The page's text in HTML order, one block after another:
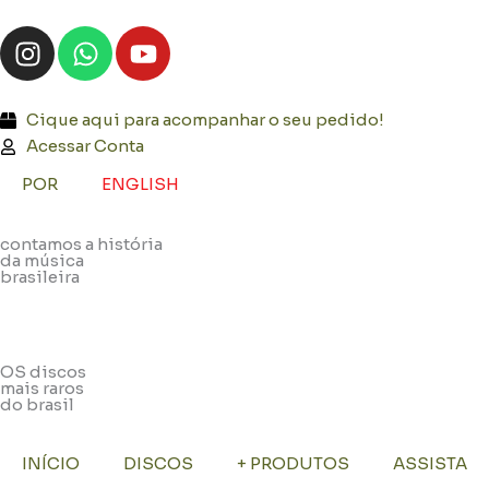
para
o
I
n
t
a
g
m
W
h
t
s
p
Y
o
t
u
b
Cique aqui para acompanhar o seu pedido!
Acessar Conta
POR
ENGLISH
contamos a história
da música
brasileira
OS discos
mais raros
do brasil
INÍCIO DISCOS + PRODUTOS ASSISTA